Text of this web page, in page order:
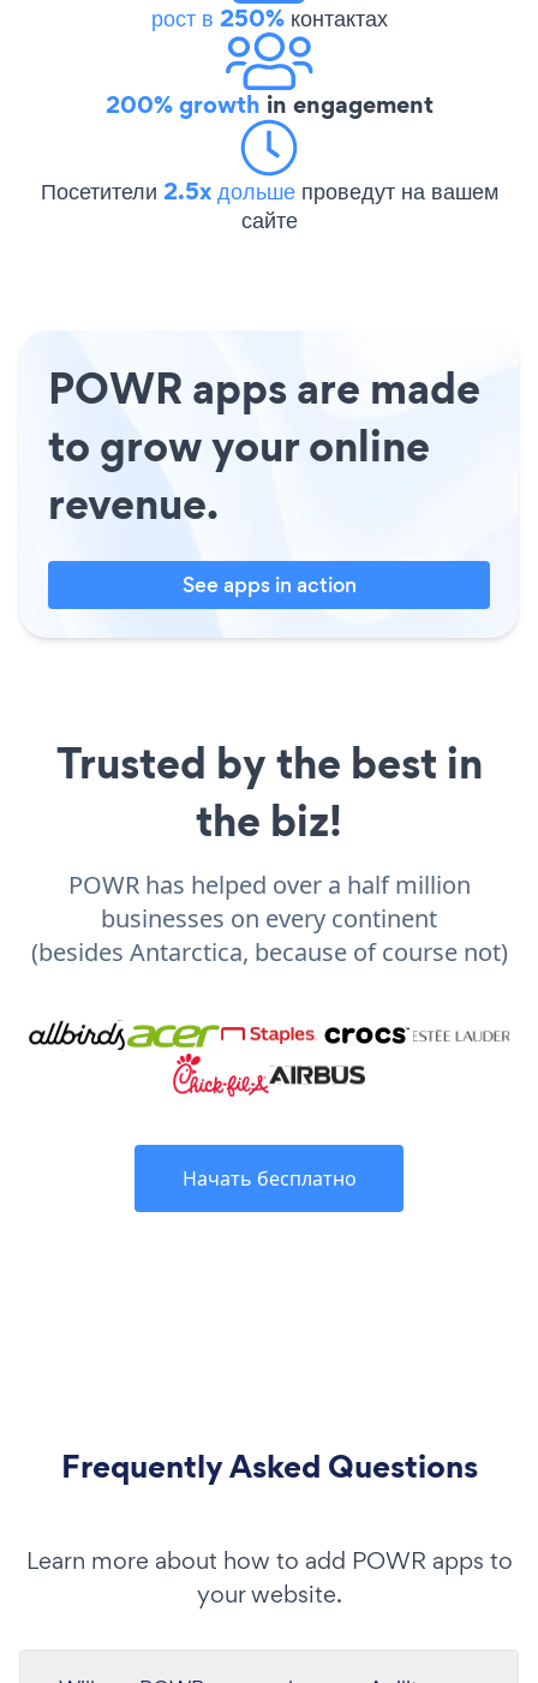
рост в 250%контактах
200% growth in engagement
Посетители 2.5x дольше проведут на вашем
сайте
POWR apps are made
to grow your online
revenue.
See apps in action
Trusted by the best in
the biz!
POWR has helped over a half million
businesses on every continent
(besides Antarctica, because of course not)
Начать бесплатно
Frequently Asked Questions
Learn more about how to add POWR apps to
your website.